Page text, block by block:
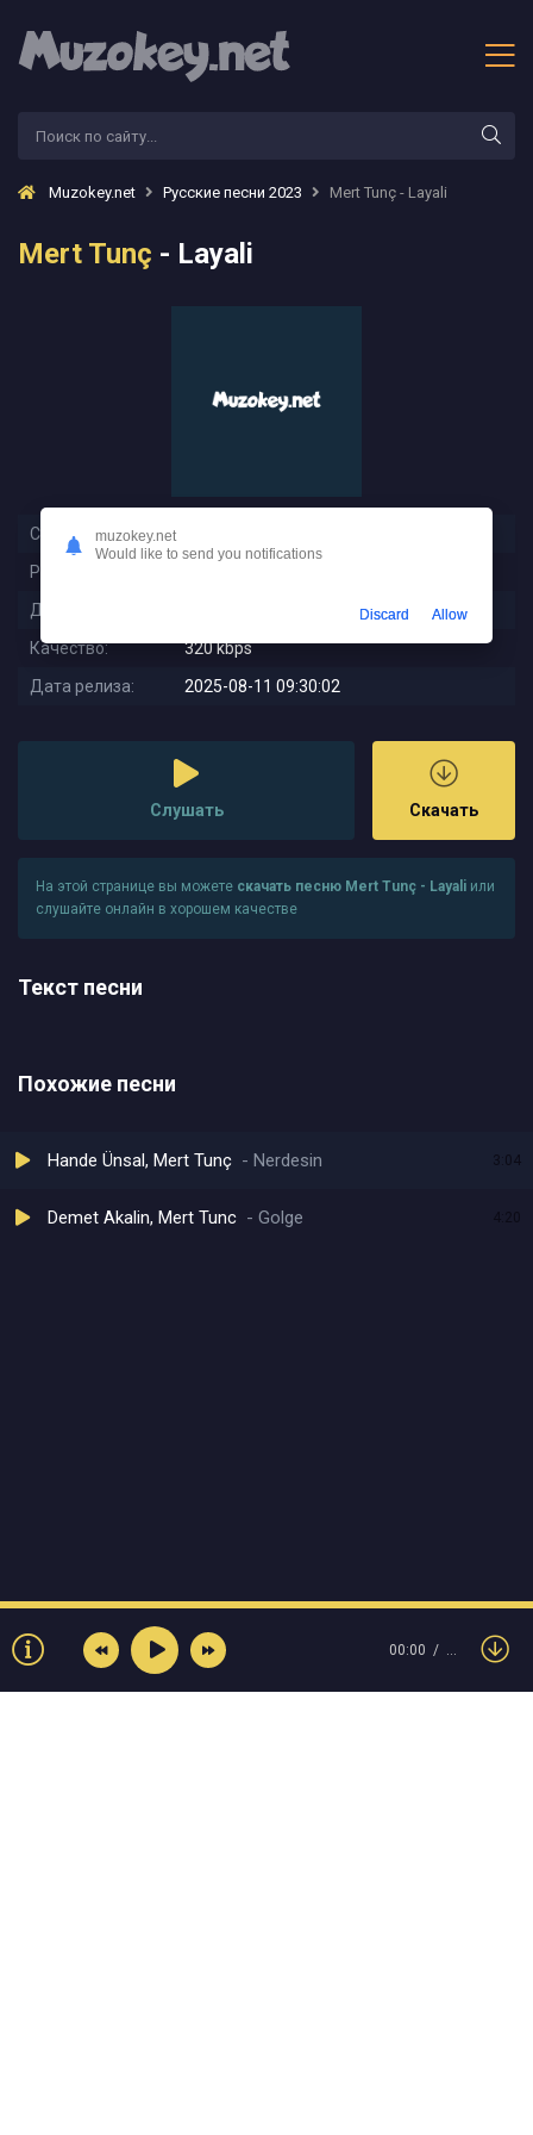
Muzokey.net Русские песни 2023 Mert Tunç - Layali
Mert Tunç - Layali
Слушали:
Размер:
Длительность:
Качество:
320 kbps
Дата релиза:
2025-08-11 09:30:02
Слушать Скачать
На этой странице вы можете скачать песню Mert Tunç - Layali или
слушайте онлайн в хорошем качестве
Текст песни
Похожие песни
Hande Ünsal, Mert Tunç Nerdesin 3:04
Demet Akalin, Mert Tunc Golge
00:00 …
muzokey.net
Would like to send you notifications
Discard Allow